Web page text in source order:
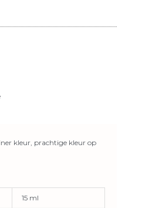
kleur, prachtige kleur op
15 ml